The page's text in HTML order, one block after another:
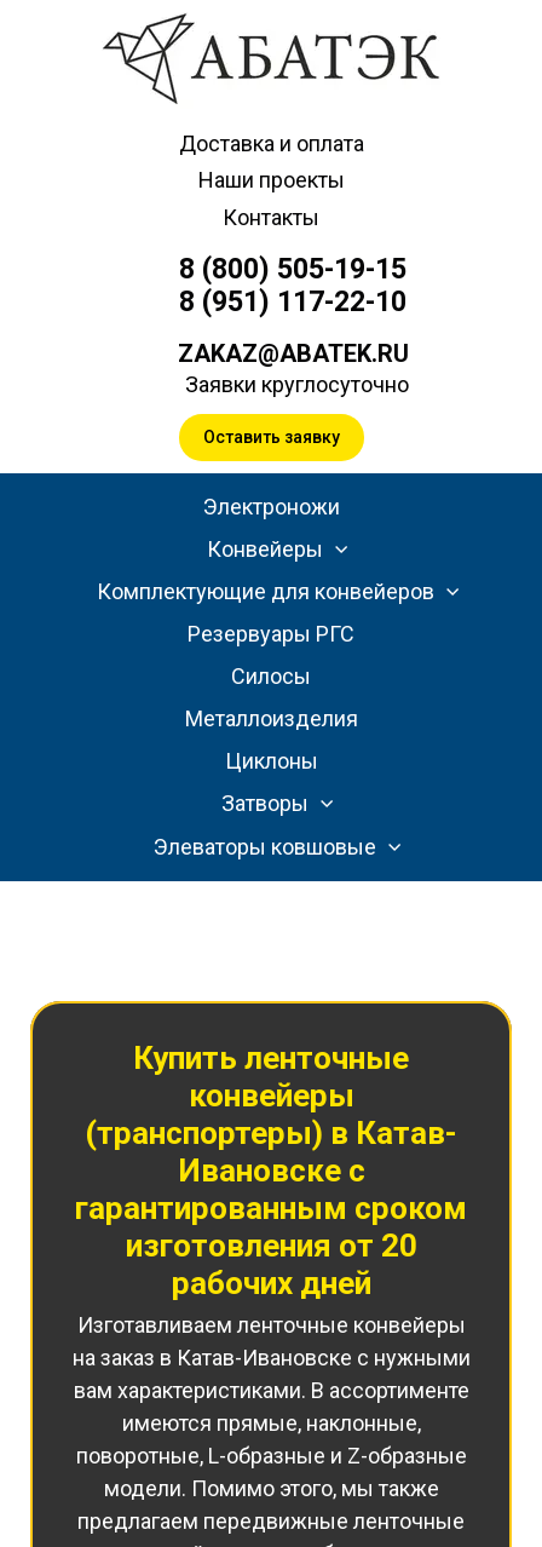
Доставка и оплата
Наши проекты
Контакты
8 (800) 505-19-15
8 (951) 117-22-10
ZAKAZ@ABATEK.RU
Заявки круглосуточно
Оставить заявку
Электроножи
Конвейеры
Комплектующие для конвейеров
Резервуары РГС
Силосы
Металлоизделия
Циклоны
Затворы
Элеваторы ковшовые
Купить ленточные
конвейеры
(транспортеры) в Катав-
Ивановске с
гарантированным сроком
изготовления от 20
рабочих дней
Изготавливаем ленточные конвейеры
на заказ в Катав-Ивановске с нужными
вам характеристиками. В ассортименте
имеются прямые, наклонные,
поворотные, L-образные и Z-образные
модели. Помимо этого, мы также
предлагаем передвижные ленточные